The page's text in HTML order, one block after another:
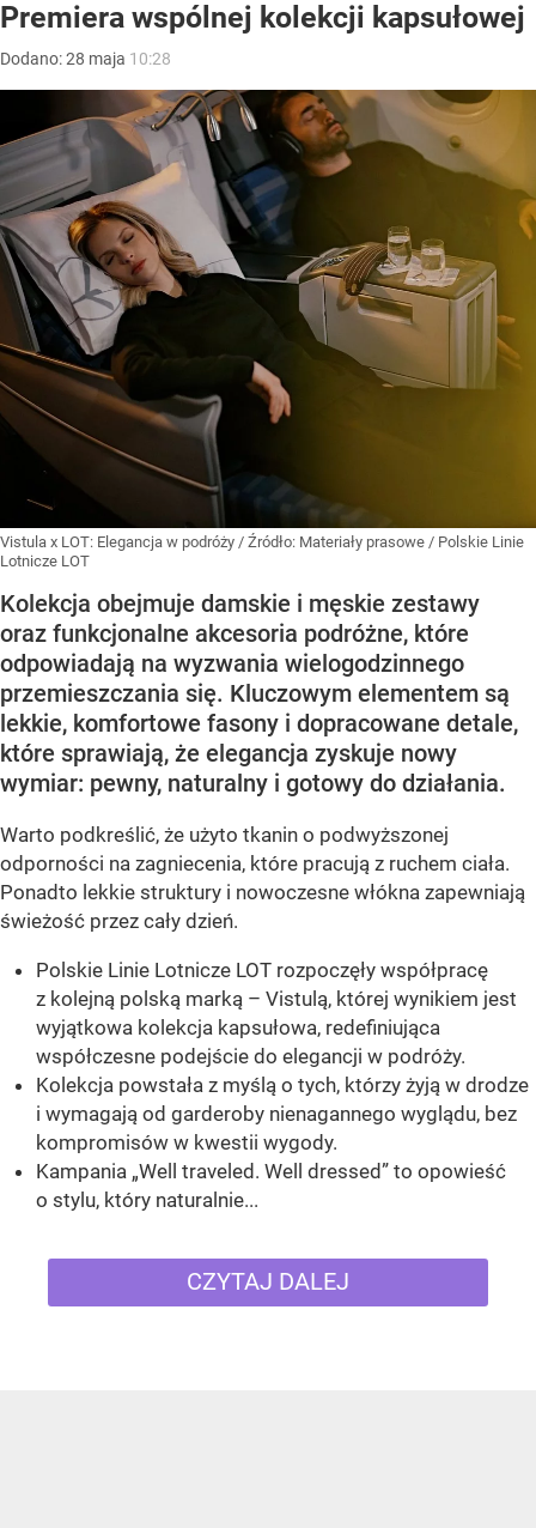
Premiera wspólnej kolekcji kapsułowej
Dodano:28 maja 10:28
Vistula x LOT: Elegancja w podróży / Źródło: Materiały prasowe / Polskie Linie
Lotnicze LOT
Kolekcja obejmuje damskie i męskie zestawy
oraz funkcjonalne akcesoria podróżne, które
odpowiadają na wyzwania wielogodzinnego
przemieszczania się. Kluczowym elementem są
lekkie, komfortowe fasony i dopracowane detale,
które sprawiają, że elegancja zyskuje nowy
wymiar: pewny, naturalny i gotowy do działania.
Warto podkreślić, że użyto tkanin o podwyższonej
odporności na zagniecenia, które pracują z ruchem ciała.
Ponadto lekkie struktury i nowoczesne włókna zapewniają
świeżość przez cały dzień.
Polskie Linie Lotnicze LOT rozpoczęły współpracę
z kolejną polską marką – Vistulą, której wynikiem jest
wyjątkowa kolekcja kapsułowa, redefiniująca
współczesne podejście do elegancji w podróży.
Kolekcja powstała z myślą o tych, którzy żyją w drodze
i wymagają od garderoby nienagannego wyglądu, bez
kompromisów w kwestii wygody.
Kampania „Well traveled. Well dressed” to opowieść
o stylu, który naturalnie...
CZYTAJ DALEJ